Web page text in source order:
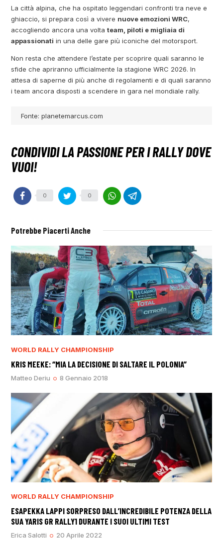
La città alpina, che ha ospitato leggendari confronti tra neve e
ghiaccio, si prepara così a vivere nuove emozioni WRC,
accogliendo ancora una voltateam, piloti e migliaia di
appassionati in una delle gare più iconiche del motorsport.
Non resta che attendere l’estate per scoprire quali saranno le
sfide che apriranno ufficialmente la stagione WRC 2026. In
attesa di saperne di più anche di regolamenti e di quali saranno
i team ancora disposti a scendere in gara nel mondiale rally.
Fonte: planetemarcus.com
0 0
Potrebbe Piacerti Anche
WORLD RALLY CHAMPIONSHIP
KRIS MEEKE: “MIA LA DECISIONE DI SALTARE IL POLONIA”
Matteo Deriu 8 Gennaio 2018
WORLD RALLY CHAMPIONSHIP
ESAPEKKA LAPPI SORPRESO DALL’INCREDIBILE POTENZA DELLA
SUA YARIS GR RALLY1 DURANTE I SUOI ULTIMI TEST
Erica Salotti 20 Aprile 2022